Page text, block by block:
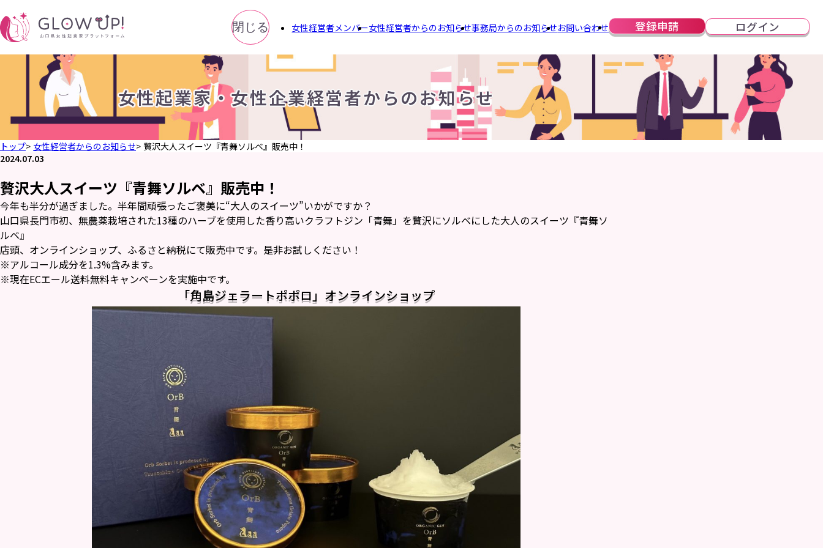
閉じる 女性経営者メンバー女性経営者からのお知らせ事務局からのお知らせお問い合わせ 登録申請 ログイン
女性起業家・女性企業経営者からのお知らせ
トップ 女性経営者からのお知らせ
贅沢大人スイーツ『青舞ソルベ』販売中！
2024.07.03
贅沢大人スイーツ『青舞ソルベ』販売中！
今年も半分が過ぎました。半年間頑張ったご褒美に“大人のスイーツ”いかがですか？
山口県長門市初、無農薬栽培された13種のハーブを使用した香り高いクラフトジン「青舞」を贅沢にソルベにした大人のスイーツ『青舞ソ
ルベ』
店頭、オンラインショップ、ふるさと納税にて販売中です。是非お試しください！
※アルコール成分を1.3%含みます。
※現在ECエール送料無料キャンペーンを実施中です。
「角島ジェラートポポロ」オンラインショップ